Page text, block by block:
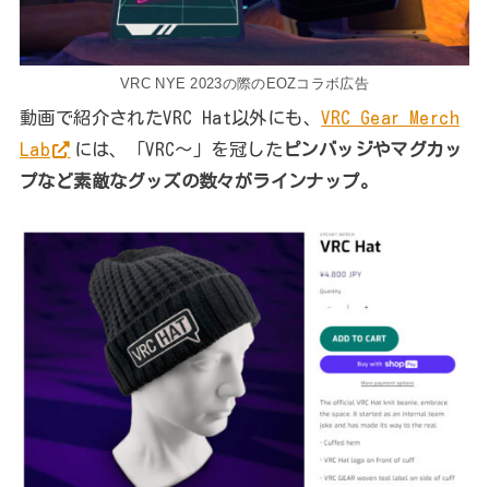
VRC NYE 2023の際のEOZコラボ広告
動画で紹介されたVRC Hat以外にも、VRC Gear Merch
Lab
には、「VRC～」を冠した ピンバッジやマグカッ
プなど素敵なグッズの数々がラインナップ。